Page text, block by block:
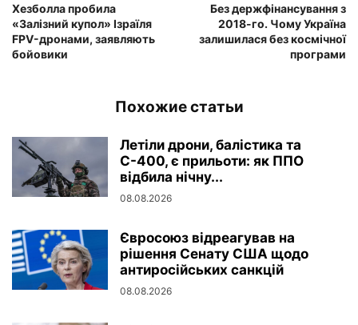
Хезболла пробила
«Залізний купол» Ізраїля
FPV-дронами, заявляють
бойовики
Без держфінансування з
2018-го. Чому Україна
залишилася без космічної
програми
Похожие статьи
Летіли дрони, балістика та
С-400, є прильоти: як ППО
відбила нічну...
08.08.2026
Євросоюз відреагував на
рішення Сенату США щодо
антиросійських санкцій
08.08.2026